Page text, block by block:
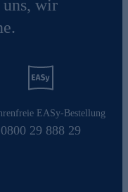
wir
EASy-Bestellung
0800 29 888 29